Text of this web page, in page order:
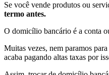
Se você vende produtos ou
termo antes.
O domicílio bancário é a conta
Muitas vezes, nem paramos
acaba pagando altas taxas por